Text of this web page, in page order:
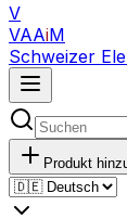
V
VAAiM
Schweizer
Produkt